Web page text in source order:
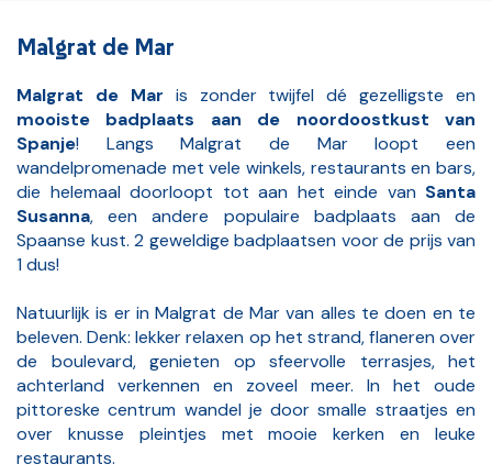
Malgrat de Mar
Malgrat de Mar is zonder twijfel dé gezelligste en
mooiste badplaats aan de noordoostkust van
Spanje! Langs Malgrat de Mar loopt een
wandelpromenade met vele winkels, restaurants en bars,
die helemaal doorloopt tot aan het einde van Santa
Susanna, een andere populaire badplaats aan de
Spaanse kust. 2 geweldige badplaatsen voor de prijs van
1 dus!
Natuurlijk is er in Malgrat de Mar van alles te doen en te
beleven. Denk: lekker relaxen op het strand, flaneren over
de boulevard, genieten op sfeervolle terrasjes, het
achterland verkennen en zoveel meer. In het oude
pittoreske centrum wandel je door smalle straatjes en
over knusse pleintjes met mooie kerken en leuke
restaurants.